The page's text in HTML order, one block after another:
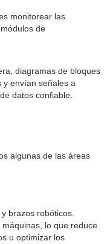
monitorear las
de
diagramas de bloques
y envían señales a
datos confiable.
algunas de las áreas
brazos robóticos.
lo que reduce
u optimizar los